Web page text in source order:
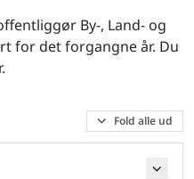
By-, Land- og
for det forgangne år. Du
Fold alle ud